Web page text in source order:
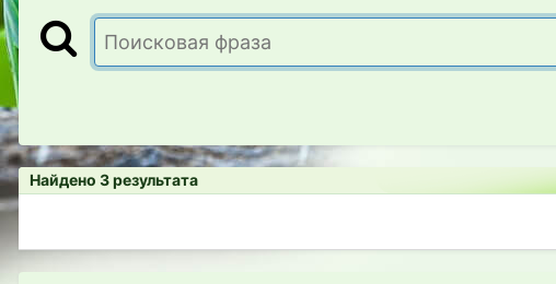
Найдено 3 результата